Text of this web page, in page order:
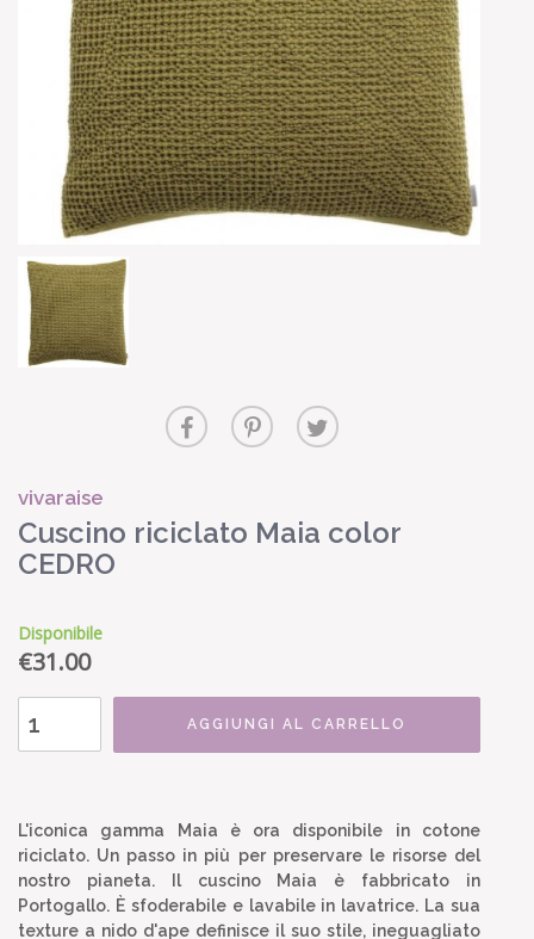
vivaraise
Cuscino riciclato Maia color
CEDRO
Disponibile
€31.00
AGGIUNGI AL CARRELLO
L'iconica gamma Maia è ora disponibile in cotone
riciclato. Un passo in più per preservare le risorse del
nostro pianeta. Il cuscino Maia è fabbricato in
Portogallo. È sfoderabile e lavabile in lavatrice. La sua
texture a nido d'ape definisce il suo stile, ineguagliato